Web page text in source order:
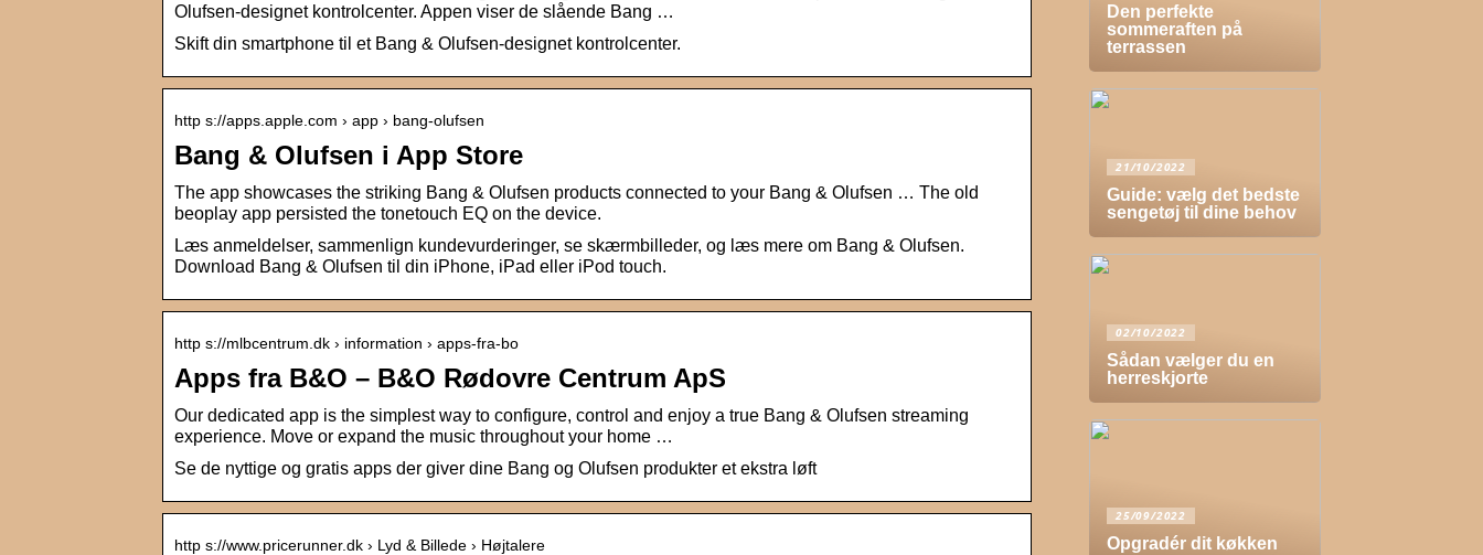
Olufsen-designet kontrolcenter. Appen viser de slående Bang …
Skift din smartphone til et Bang & Olufsen-designet kontrolcenter.
http s://apps.apple.com › app › bang-olufsen
Bang & Olufsen i App Store
The app showcases the striking Bang & Olufsen products connected to your Bang & Olufsen … The old
beoplay app persisted the tonetouch EQ on the device.
Læs anmeldelser, sammenlign kundevurderinger, se skærmbilleder, og læs mere om Bang & Olufsen.
Download Bang & Olufsen til din iPhone, iPad eller iPod touch.
http s://mlbcentrum.dk › information › apps-fra-bo
Apps fra B&O – B&O Rødovre Centrum ApS
Our dedicated app is the simplest way to configure, control and enjoy a true Bang & Olufsen streaming
experience. Move or expand the music throughout your home …
Se de nyttige og gratis apps der giver dine Bang og Olufsen produkter et ekstra løft
http s://www.pricerunner.dk › Lyd & Billede › Højtalere
Den perfekte
sommeraften på
terrassen
21/10/2022
Guide: vælg det bedste
sengetøj til dine behov
02/10/2022
Sådan vælger du en
herreskjorte
25/09/2022
Opgradér dit køkken